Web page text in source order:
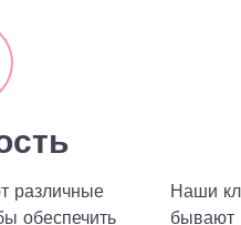
различные
обеспечить
Наши
бывают